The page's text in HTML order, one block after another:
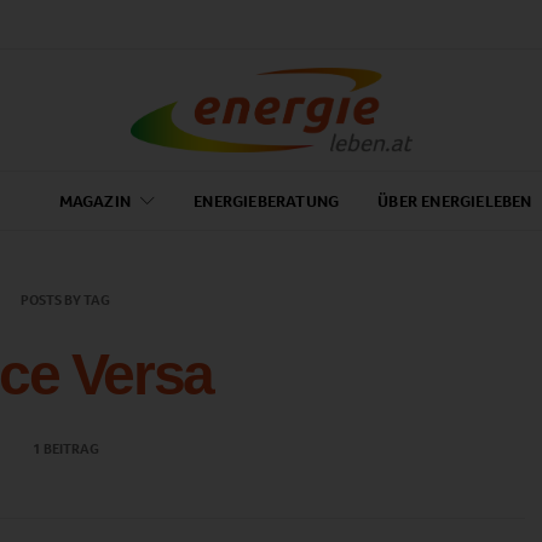
MAGAZIN ENERGIEBERATUNG ÜBER ENERGIELEBEN
POSTS BY TAG
Versa
1 BEITRAG